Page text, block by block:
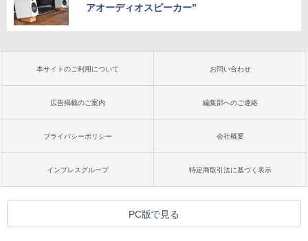
アオーディオスピーカー”
本サイトのご利用について お問い合わせ
広告掲載のご案内 編集部へのご連絡
プライバシーポリシー 会社概要
インプレスグループ 特定商取引法に基づく表示
PC版で見る